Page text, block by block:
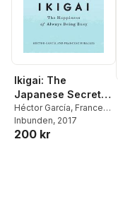
Ikigai: The
Japanese Secret
to a Long and
Happy Life
Héctor García, Francesc
Miralles
Inbunden, 2017
200 kr